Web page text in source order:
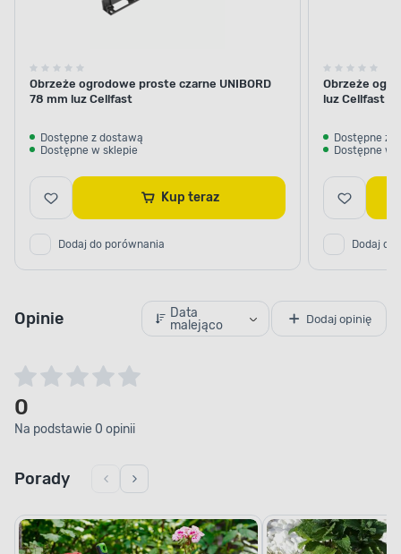
Obrzeże ogrodowe proste czarne UNIBORD
78 mm luz Cellfast
Dostępne z dostawą
Dostępne w sklepie
Kup teraz
Dodaj do porównania
Obrzeże
luz Cellfast
Dostępne z
Dostępne w
Dodaj do
Opinie
Data
malejąco
Dodaj opinię
0
Na podstawie 0 opinii
Porady